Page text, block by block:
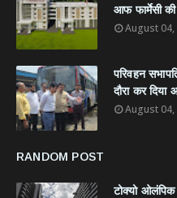
आफ फार्मेसी की
August 04,
परिवहन
दौरा कर दिया
August 04,
RANDOM POST
टोक्यो